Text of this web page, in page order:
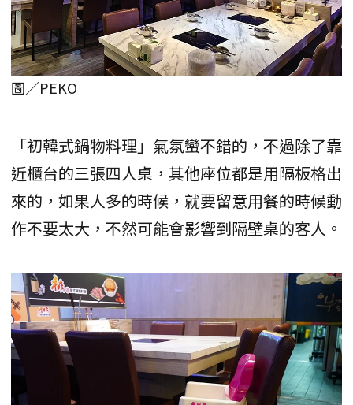
圖／PEKO
「初韓式鍋物料理」氣氛蠻不錯的，不過除了靠
近櫃台的三張四人桌，其他座位都是用隔板格出
來的，如果人多的時候，就要留意用餐的時候動
作不要太大，不然可能會影響到隔壁桌的客人。